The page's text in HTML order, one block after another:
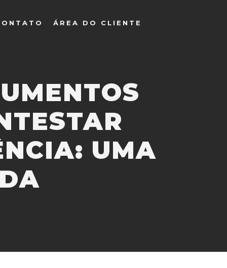
ÁREA DO CLIENTE
UMA